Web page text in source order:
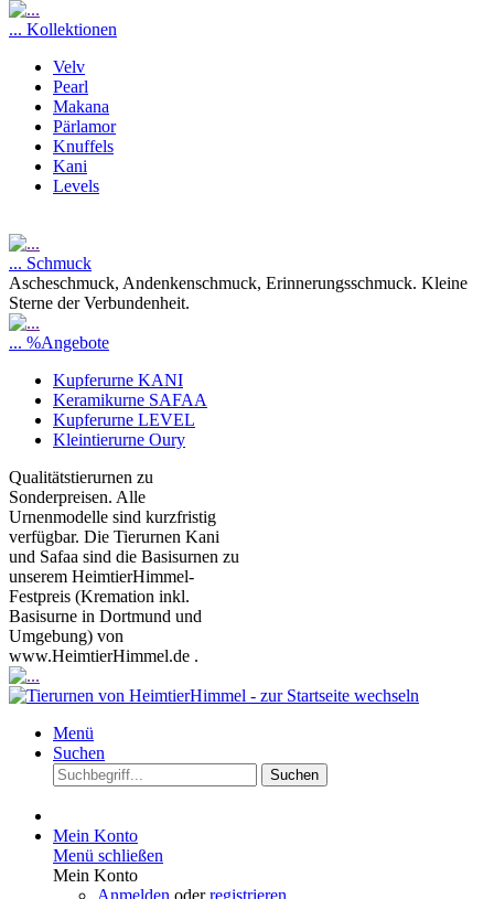
... Kollektionen
Velv
Pearl
Makana
Pärlamor
Knuffels
Kani
Levels
... Schmuck
Ascheschmuck, Andenkenschmuck, Erinnerungsschmuck. Kleine
Sterne der Verbundenheit.
... %Angebote
Kupferurne KANI
Keramikurne SAFAA
Kupferurne LEVEL
Kleintierurne Oury
Qualitätstierurnen zu
Sonderpreisen. Alle
Urnenmodelle sind kurzfristig
verfügbar. Die Tierurnen Kani
und Safaa sind die Basisurnen zu
unserem HeimtierHimmel-
Festpreis (Kremation inkl.
Basisurne in Dortmund und
Umgebung) von
www.HeimtierHimmel.de .
Menü
Suchen
Suchen
Mein Konto
Menü schließen
Mein Konto
Anmelden oderregistrieren